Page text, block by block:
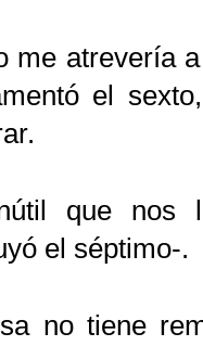
me atrevería
el
que nos
el séptimo-.
no tiene